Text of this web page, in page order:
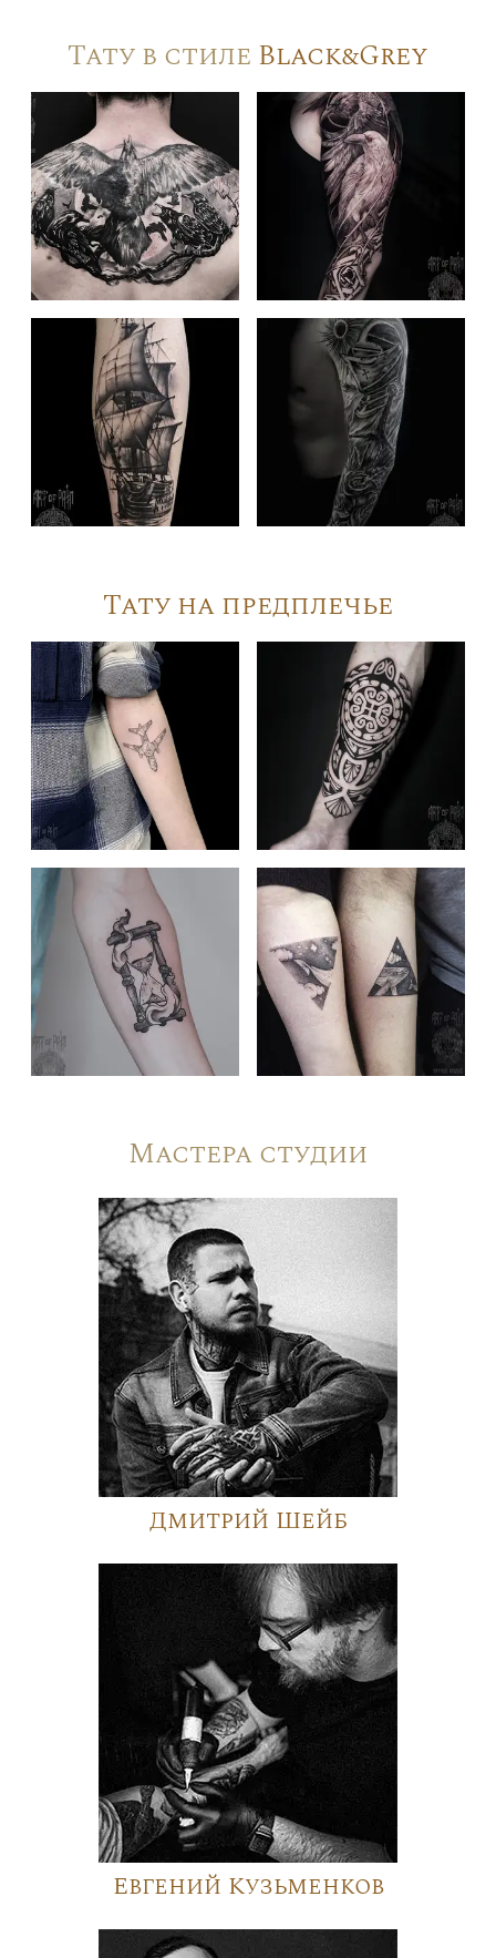
Тату в стиле Black&Grey
Тату на предплечье
Мастера студии
Дмитрий Шейб
Евгений Кузьменков